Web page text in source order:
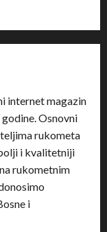
internet magazin
Osnovni
rukometa
i kvalitetniji
rukometnim
i